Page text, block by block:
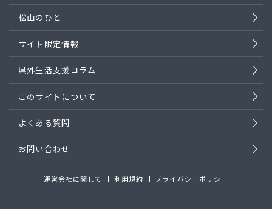
松山のひと
サイト限定情報
県外生活支援コラム
このサイトについて
よくある質問
お問い合わせ
運営会社に関して 利用規約 プライバシーポリシー